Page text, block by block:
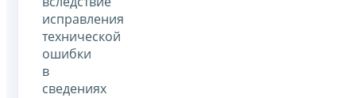
исправления
технической
ошибки
в
сведениях